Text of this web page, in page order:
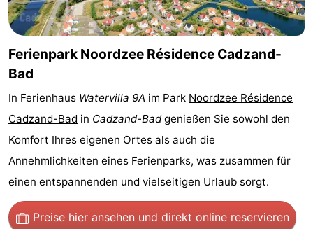
Lastminutes
Strand
Sehen
tun
Museen
-
Mühlen
-
Ferienpark Noordzee Résidence Cadzand-
Bad
In Ferienhaus Watervilla 9A im Park Noordzee Résidence
Cadzand-Bad in Cadzand-Badgenießen Sie sowohl den
Komfort Ihres eigenen Ortes als auch die
Annehmlichkeiten eines Ferienparks, was zusammen für
einen entspannenden und vielseitigen Urlaub sorgt.
Preise hier ansehen und direkt online reservieren